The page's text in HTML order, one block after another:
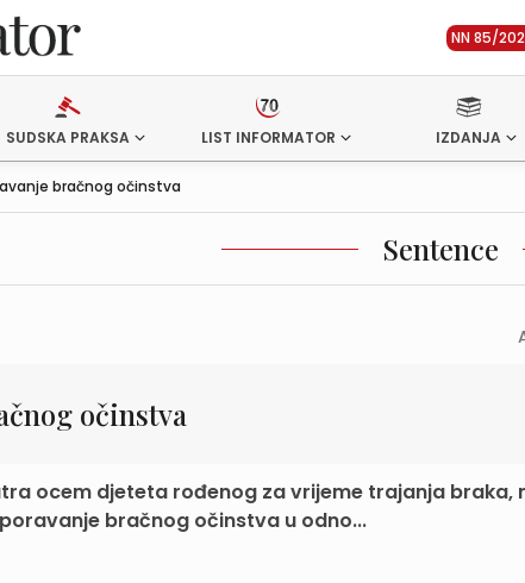
NN 85/
SUDSKA PRAKSA LIST INFORMATOR IZDANJA
bračnog očinstva
Sentence
očinstva
ocem djeteta rođenog za vrijeme trajanja braka,
bračnog očinstva u odno...